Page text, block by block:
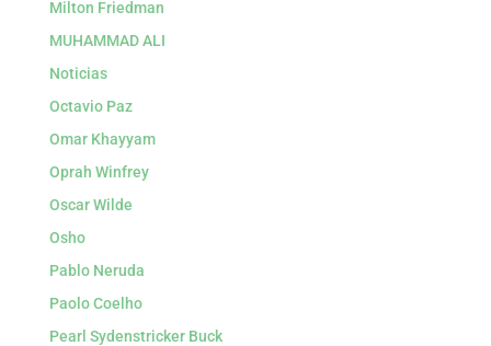
Milton Friedman
MUHAMMAD ALI
Noticias
Octavio Paz
Omar Khayyam
Oprah Winfrey
Oscar Wilde
Osho
Pablo Neruda
Paolo Coelho
Pearl Sydenstricker Buck